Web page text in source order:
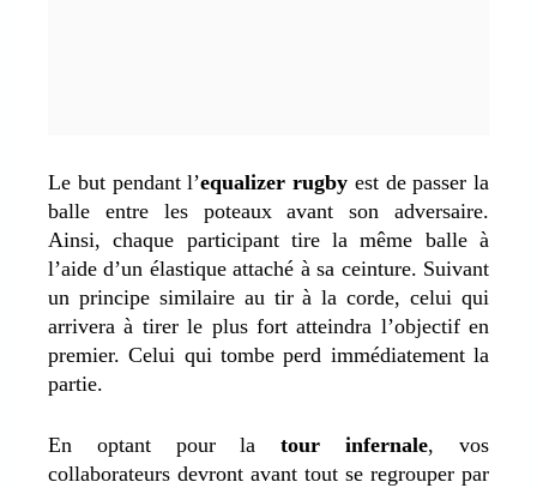
Le but pendant l’equalizer rugby est de passer la
balle entre les poteaux avant son adversaire.
Ainsi, chaque participant tire la même balle à
l’aide d’un élastique attaché à sa ceinture. Suivant
un principe similaire au tir à la corde, celui qui
arrivera à tirer le plus fort atteindra l’objectif en
premier. Celui qui tombe perd immédiatement la
partie.
En optant pour latour infernale, vos
collaborateurs devront avant tout se regrouper par